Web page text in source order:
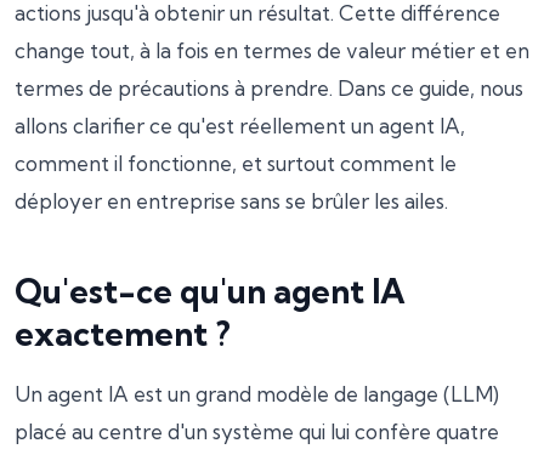
actions jusqu'à obtenir un résultat. Cette différence
change tout, à la fois en termes de valeur métier et en
termes de précautions à prendre. Dans ce guide, nous
allons clarifier ce qu'est réellement un agent IA,
comment il fonctionne, et surtout comment le
déployer en entreprise sans se brûler les ailes.
Qu'est-ce qu'un agent IA
exactement ?
Un agent IA est un grand modèle de langage (LLM)
placé au centre d'un système qui lui confère quatre